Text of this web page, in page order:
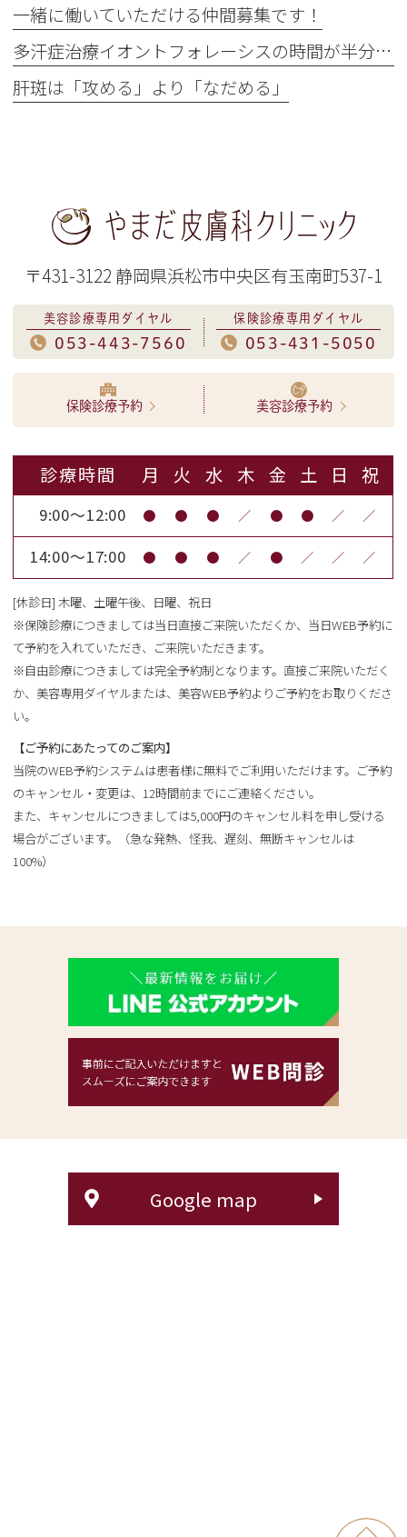
一緒に働いていただける仲間募集です！
多汗症治療イオントフォレーシスの時間が半分に
肝斑は「攻める」より「なだめる」
〒431-3122 静岡県浜松市中央区有玉南町537-1
美容診療専用ダイヤル
053-443-7560
保険診療専用ダイヤル
053-431-5050
保険診療予約 美容診療予約
診療時間 月 火 水 木 金 土 日 祝
9:00～12:00 ● ● ● ／ ● ● ／ ／
14:00～17:00 ● ● ● ／ ● ／ ／ ／
[休診日] 木曜、土曜午後、日曜、祝日
※保険診療につきましては当日直接ご来院いただくか、当日WEB予約に
て予約を入れていただき、ご来院いただきます。
※自由診療につきましては完全予約制となります。直接ご来院いただく
か、美容専用ダイヤルまたは、美容WEB予約よりご予約をお取りくださ
い。
【ご予約にあたってのご案内】
当院のWEB予約システムは患者様に無料でご利用いただけます。ご予約
のキャンセル・変更は、12時間前までにご連絡ください。
また、キャンセルにつきましては5,000円のキャンセル料を申し受ける
場合がございます。（急な発熱、怪我、遅刻、無断キャンセルは
100%）
Google map